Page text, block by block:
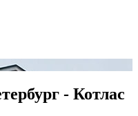
- Котлас